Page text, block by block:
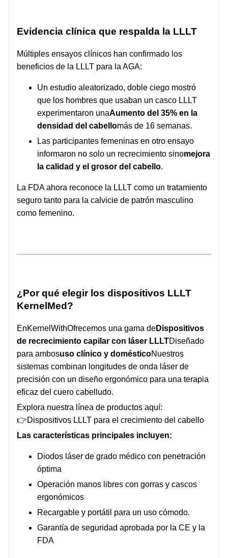
Evidencia clínica que respalda la LLLT
Múltiples ensayos clínicos han confirmado los
beneficios de la LLLT para la AGA:
Un estudio aleatorizado, doble ciego mostró
que los hombres que usaban un casco LLLT
experimentaron unaAumento del 35% en la
densidad del cabellomás de 16 semanas.
Las participantes femeninas en otro ensayo
informaron no solo un recrecimiento sinomejora
la calidad y el grosor del cabello.
La FDA ahora reconoce la LLLT como un tratamiento
seguro tanto para la calvicie de patrón masculino
como femenino.
¿Por qué elegir los dispositivos LLLT
KernelMed?
EnKernelWithOfrecemos una gama deDispositivos
de recrecimiento capilar con láser LLLTDiseñado
para ambosuso clínico y domésticoNuestros
sistemas combinan longitudes de onda láser de
precisión con un diseño ergonómico para una terapia
eficaz del cuero cabelludo.
Explora nuestra línea de productos aquí:
👉Dispositivos LLLT para el crecimiento del cabello
Las características principales incluyen:
Diodos láser de grado médico con penetración
óptima
Operación manos libres con gorras y cascos
ergonómicos
Recargable y portátil para un uso cómodo.
Garantía de seguridad aprobada por la CE y la
FDA